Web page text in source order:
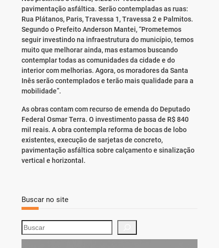
pavimentação asfáltica. Serão contempladas as ruas:
Rua Plátanos, Paris, Travessa 1, Travessa 2 e Palmitos.
Segundo o Prefeito Anderson Mantei, “Prometemos
seguir investindo na infraestrutura do município, temos
muito que melhorar ainda, mas estamos buscando
contemplar todas as comunidades da cidade e do
interior com melhorias. Agora, os moradores da Santa
Inês serão contemplados e terão mais qualidade para a
mobilidade”.
As obras contam com recurso de emenda do Deputado
Federal Osmar Terra. O investimento passa de R$ 840
mil reais. A obra contempla reforma de bocas de lobo
existentes, execução de sarjetas de concreto,
pavimentação asfáltica sobre calçamento e sinalização
vertical e horizontal.
Buscar no site
S
e